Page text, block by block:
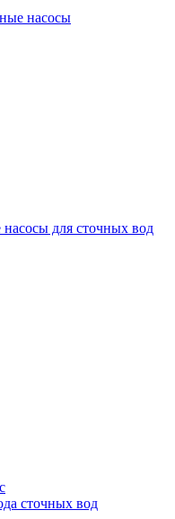
насосы
для сточных вод
сточных вод